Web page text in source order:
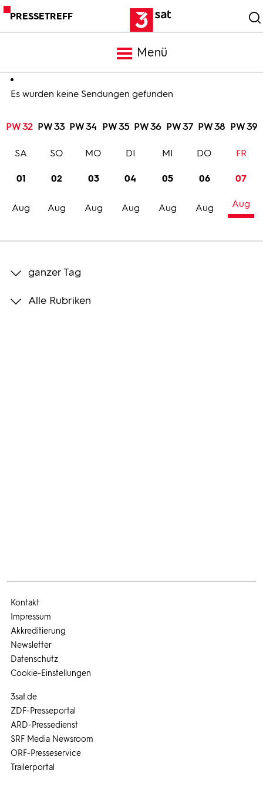
PRESSETREFF
Menü
Meldungen
Programm
Trailer
Bilder
Es wurden keine Sendungen gefunden
PW 32 PW 33 PW 34 PW 35 PW 36 PW 37 PW 38 PW 39
01
Aug
SA
02
Aug
SO
03
Aug
MO
04
Aug
DI
05
Aug
MI
06
Aug
DO
07
Aug
FR
ganzer Tag
Alle Rubriken
3sat.de
ZDF-Presseportal
ARD-Pressedienst
SRF Media Newsroom
ORF-Presseservice
Trailerportal
Kontakt
Impressum
Akkreditierung
Newsletter
Datenschutz
Cookie-Einstellungen